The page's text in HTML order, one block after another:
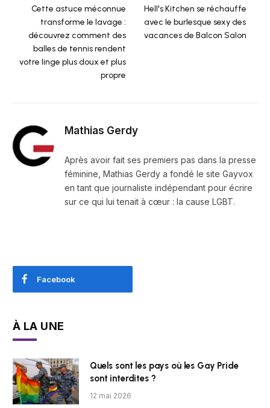
Cette astuce méconnue
transforme le lavage :
découvrez comment des
balles de tennis rendent
votre linge plus doux et plus
propre
Hell's Kitchen se réchauffe
avec le burlesque sexy des
vacances de Balcon Salon
Mathias Gerdy
Après avoir fait ses premiers pas dans la presse
féminine, Mathias Gerdy a fondé le site Gayvox
en tant que journaliste indépendant pour écrire
sur ce qui lui tenait à cœur : la cause LGBT.
Facebook
À LA UNE
Quels sont les pays où les Gay Pride
sont interdites ?
12 mai 2026